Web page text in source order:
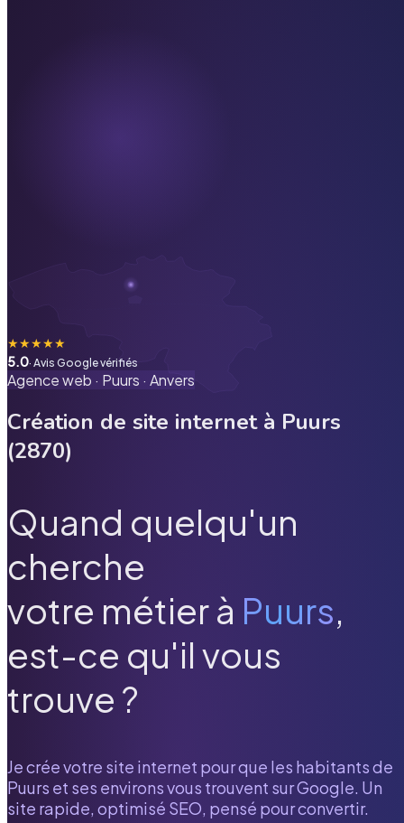
★★★★★
5.0· Avis Google vérifiés
Agence web · Puurs · Anvers
Création de site internet à Puurs
(2870)
Quand quelqu'un
cherche
votre métier à Puurs,
est-ce qu'il vous
trouve ?
Je crée votre site internet pour que les habitants de
Puurs et ses environs vous trouvent sur Google. Un
site rapide, optimisé SEO, pensé pour convertir.